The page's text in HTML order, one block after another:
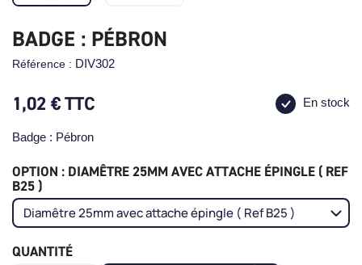
BADGE : PÉBRON
Référence : DIV302
1,02 €TTC En stock
Badge : Pébron
OPTION : DIAMÊTRE 25MM AVEC ATTACHE ÉPINGLE ( REF
B25 )
QUANTITÉ